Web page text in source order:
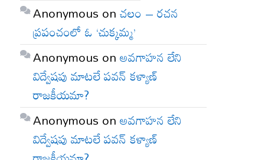
Anonymous onచలం – రచన
ప్రపంచంలో ఓ ‘చుక్కమ్మ’
Anonymous onఅవగాహన లేని
విద్వేషపు మాటలే పవన్ కళ్యాణ్
రాజకీయమా?
Anonymous onఅవగాహన లేని
విద్వేషపు మాటలే పవన్ కళ్యాణ్